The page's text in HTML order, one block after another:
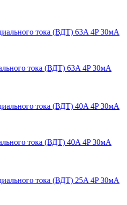
тока (ВДТ) 63A 4P 30мА
тока (ВДТ) 40A 4P 30мА